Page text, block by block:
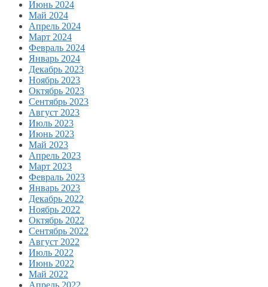
Июнь 2024
Май 2024
Апрель 2024
Март 2024
Февраль 2024
Январь 2024
Декабрь 2023
Ноябрь 2023
Октябрь 2023
Сентябрь 2023
Август 2023
Июль 2023
Июнь 2023
Май 2023
Апрель 2023
Март 2023
Февраль 2023
Январь 2023
Декабрь 2022
Ноябрь 2022
Октябрь 2022
Сентябрь 2022
Август 2022
Июль 2022
Июнь 2022
Май 2022
Апрель 2022